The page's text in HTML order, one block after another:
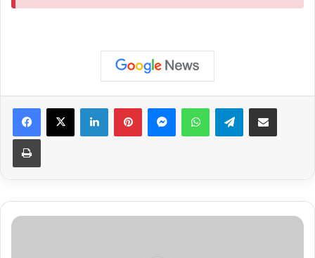
Facebook
X LinkedinPinterestMessengerWhatsAppTelegramCompartilhar via e-mail
Imprimir
Confronto